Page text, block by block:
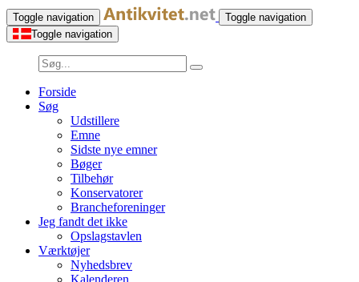
Toggle navigation
Toggle navigation
Toggle navigation
Forside
Søg
Udstillere
Emne
Sidste nye emner
Bøger
Tilbehør
Konservatorer
Brancheforeninger
Jeg fandt det ikke
Opslagstavlen
Værktøjer
Nyhedsbrev
Kalenderen